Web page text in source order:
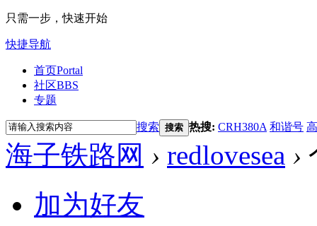
只需一步，快速开始
快捷导航
首页Portal
社区BBS
专题
搜索 搜索 热搜: CRH380A 和谐号
海子铁路网 › redlovesea ›
加为好友